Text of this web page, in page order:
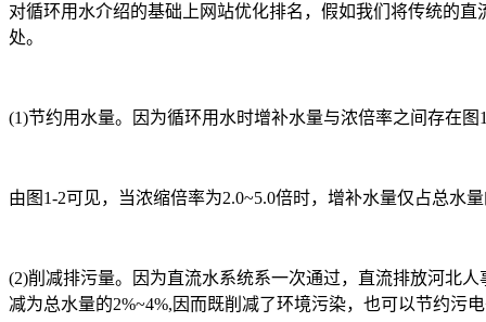
对循环用水介绍的基础上网站优化排名，假如我们将传统的
处。
(1)节约用水量。因为循环用水时增补水量与浓倍率之间存在图
由图1-2可见，当浓缩倍率为2.0~5.0倍时，增补水量仅占总水
(2)削减排污量。因为直流水系统系一次通过，直流排放河北
减为总水量的2%~4%,因而既削减了环境污染，也可以节约污